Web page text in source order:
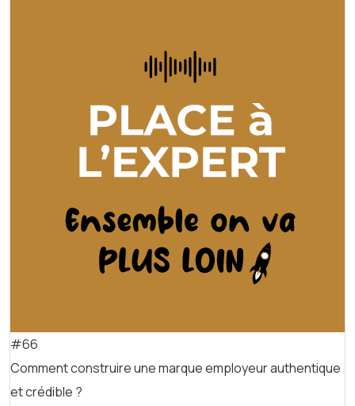
#66
Comment construire une marque employeur authentique
et crédible ?